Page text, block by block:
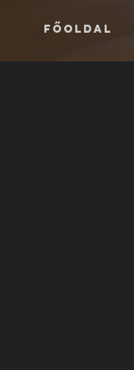
Főoldal